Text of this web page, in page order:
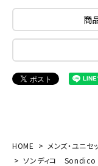
商
HOME
メンズ・ユニセ
ソンディコ Sondico